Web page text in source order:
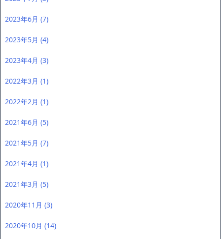
2023年6月 (7)
2023年5月 (4)
2023年4月 (3)
2022年3月 (1)
2022年2月 (1)
2021年6月 (5)
2021年5月 (7)
2021年4月 (1)
2021年3月 (5)
2020年11月 (3)
2020年10月 (14)